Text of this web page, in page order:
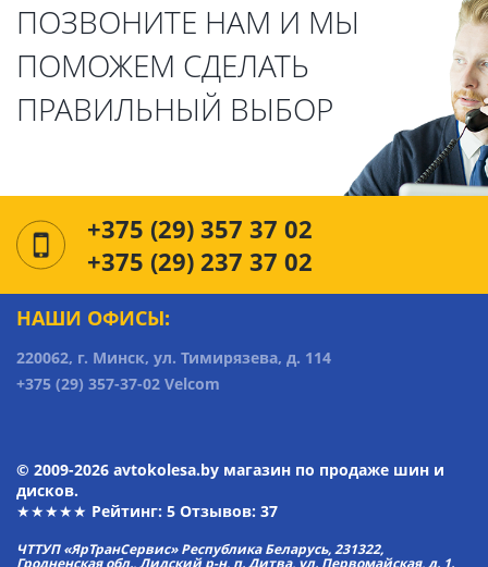
ПОЗВОНИТЕ НАМ И МЫ
ПОМОЖЕМ СДЕЛАТЬ
ПРАВИЛЬНЫЙ ВЫБОР
+375 (29) 357 37 02
+375 (29) 237 37 02
НАШИ ОФИСЫ:
220062, г. Минск, ул. Тимирязева, д. 114
+375 (29) 357-37-02 Velcom
© 2009-2026 avtokolesa.by магазин по продаже шин и
дисков.
★★★★★ Рейтинг: 5 Отзывов: 37
ЧТТУП «ЯрТранСервис» Республика Беларусь, 231322,
Гродненская обл., Лидский р-н, п. Дитва, ул. Первомайская, д. 1.